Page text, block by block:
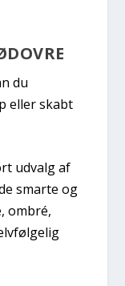
du
eller skabt
udvalg af
smarte og
ombré,